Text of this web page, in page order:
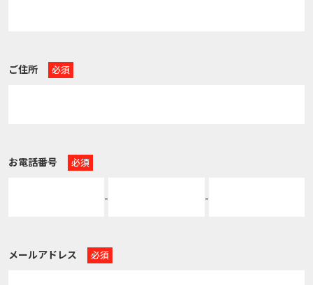
ご住所
お電話番号
- -
メールアドレス